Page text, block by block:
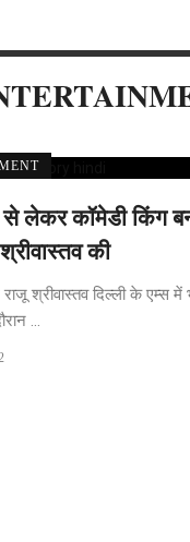
लेकर कॉमेडी किंग
की
श्रीवास्तव दिल्ली के एम्स में
...